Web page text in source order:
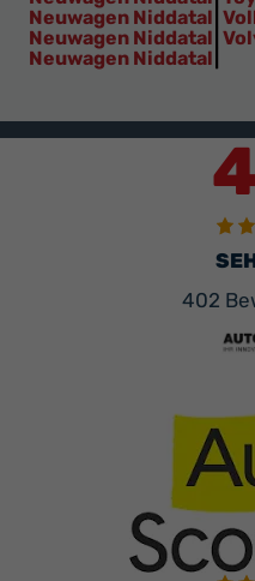
Neuwagen Niddatal
Neuwagen Niddatal
Neuwagen Niddatal
402